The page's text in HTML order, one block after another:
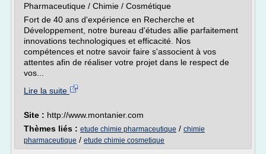
Pharmaceutique / Chimie / Cosmétique
Fort de 40 ans d'expérience en Recherche et
Développement, notre bureau d'études allie parfaitement
innovations technologiques et efficacité. Nos
compétences et notre savoir faire s'associent à vos
attentes afin de réaliser votre projet dans le respect de
vos...
Lire la suite
Site : http://www.montanier.com
Thèmes liés : etude chimie pharmaceutique / chimie
pharmaceutique / etude chimie cosmetique